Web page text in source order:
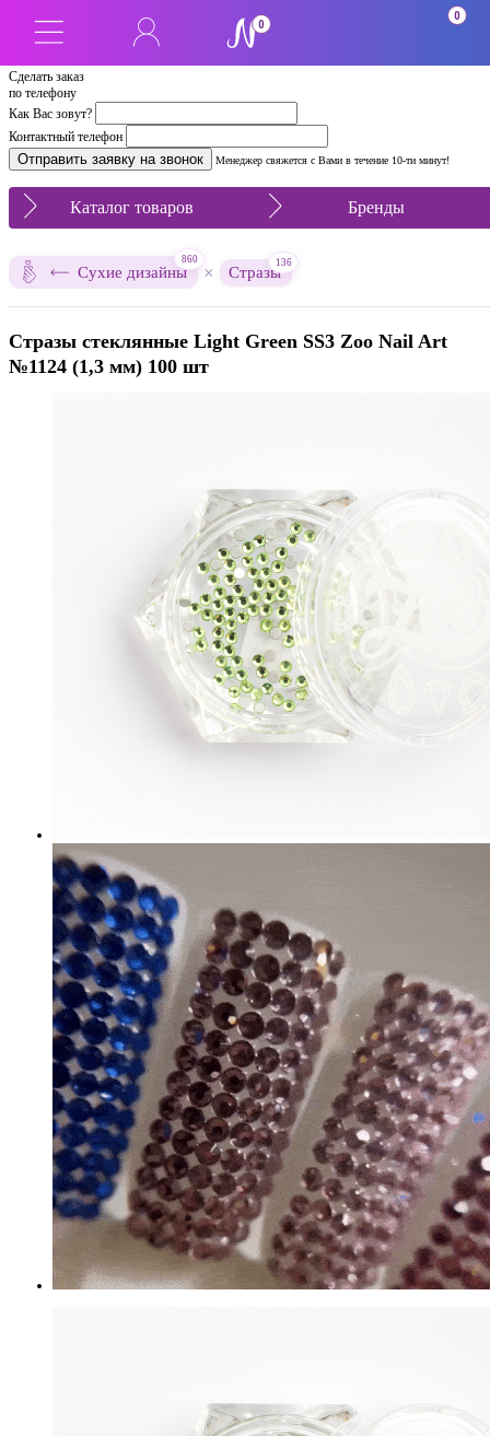
Сделать заказ
по телефону
Как Вас зовут?
Контактный телефон
Менеджер свяжется с Вами в течение 10-ти минут!
0
0
Каталог товаров Бренды
Сухие дизайны
860
× Стразы
136
Стразы стеклянные Light Green SS3 Zoo Nail Art
№1124 (1,3 мм) 100 шт